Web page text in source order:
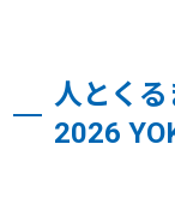
人とく
2026